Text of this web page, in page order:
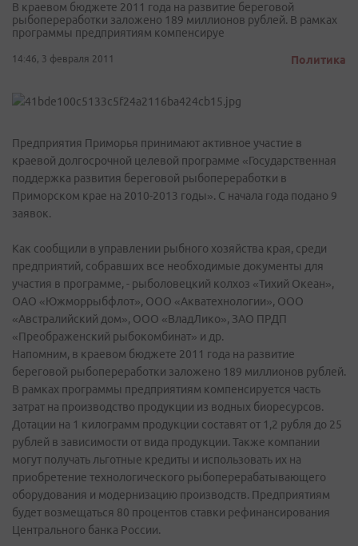
В краевом бюджете 2011 года на развитие береговой
рыбопереработки заложено 189 миллионов рублей. В рамках
программы предприятиям компенсируе
14:46, 3 февраля 2011 Политика
Предприятия Приморья принимают активное участие в
краевой долгосрочной целевой программе «Государственная
поддержка развития береговой рыбопереработки в
Приморском крае на 2010-2013 годы». С начала года подано 9
заявок.
Как сообщили в управлении рыбного хозяйства края, среди
предприятий, собравших все необходимые документы для
участия в программе, - рыболовецкий колхоз «Тихий Океан»,
ОАО «Южморрыбфлот», ООО «Акватехнологии», ООО
«Австралийский дом», ООО «ВладЛико», ЗАО ПРДП
«Преображенский рыбокомбинат» и др.
Напомним, в краевом бюджете 2011 года на развитие
береговой рыбопереработки заложено 189 миллионов рублей.
В рамках программы предприятиям компенсируется часть
затрат на производство продукции из водных биоресурсов.
Дотации на 1 килограмм продукции составят от 1,2 рубля до 25
рублей в зависимости от вида продукции. Также компании
могут получать льготные кредиты и использовать их на
приобретение технологического рыбоперерабатывающего
оборудования и модернизацию производств. Предприятиям
будет возмещаться 80 процентов ставки рефинансирования
Центрального банка России.